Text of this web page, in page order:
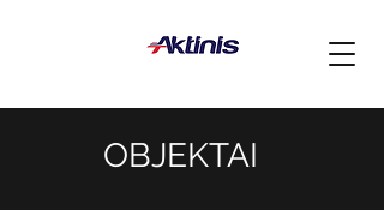
OBJEKTAI